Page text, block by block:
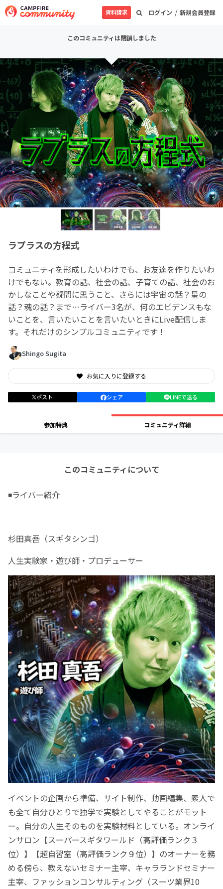
ログイン / 新規会員登録
資料請求
このコミュニティは閉鎖しました
ラプラスの方程式
コミュニティを形成したいわけでも、お友達を作りたいわ
けでもない。教育の話、社会の話、子育ての話、社会のお
かしなことや疑問に思うこと、さらには宇宙の話？星の
話？魂の話？まで…ライバー3名が、何のエビデンスもな
いことを、言いたいことを言いたいときにLive配信しま
す。それだけのシンプルコミュニティです！
Shingo Sugita
お気に入りに登録する
ポスト シェア LINEで送る
参加特典 コミュニティ詳細
このコミュニティについて
◾️ライバー紹介
杉田真吾（スギタシンゴ）
人生実験家・遊び師・プロデューサー
イベントの企画から準備、サイト制作、動画編集、素人で
も全て自分ひとりで独学で実験としてやることがモット
ー。自分の人生そのものを実験材料としている。オンライ
ンサロン【スーパースギタワールド（高評価ランク３
位）】【超自習室（高評価ランク９位）】のオーナーを務
める傍ら、教えないセミナー主宰、キャラランドセミナー
主宰、ファッションコンサルティング（スーツ業界10